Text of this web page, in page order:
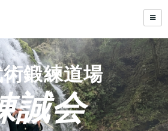
鍛練道場
誠会